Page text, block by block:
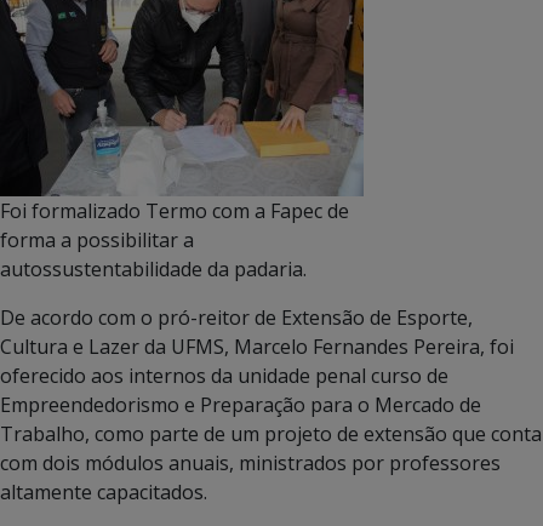
Foi formalizado Termo com a Fapec de
forma a possibilitar a
autossustentabilidade da padaria.
De acordo com o pró-reitor de Extensão de Esporte,
Cultura e Lazer da UFMS, Marcelo Fernandes Pereira, foi
oferecido aos internos da unidade penal curso de
Empreendedorismo e Preparação para o Mercado de
Trabalho, como parte de um projeto de extensão que conta
com dois módulos anuais, ministrados por professores
altamente capacitados.